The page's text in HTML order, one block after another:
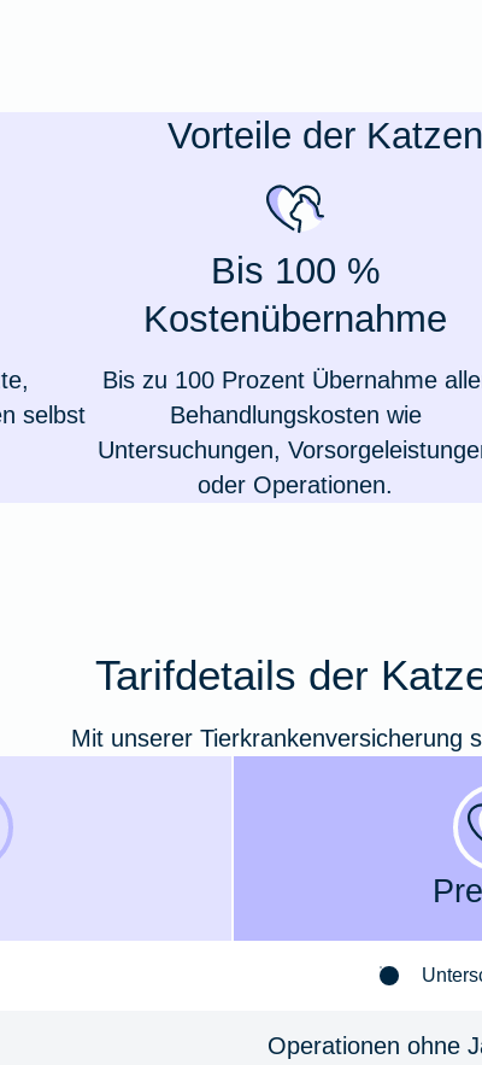
Vorteile der
selbst
Bis 100 %
Kostenübernahme
Bis zu 100 Prozent Übernahme
Behandlungskosten wie
Untersuchungen,
oder Operationen.
Tarifdetails der
Mit unserer Tierkrankenversicherung
Operationen ohne